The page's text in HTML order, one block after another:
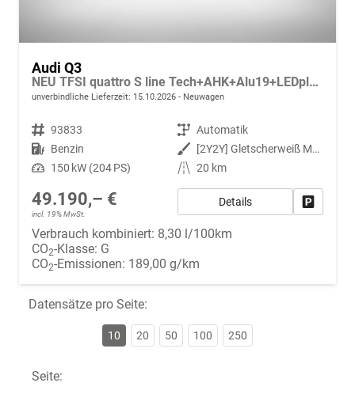
Audi Q3
NEU TFSI quattro S line Tech+AHK+Alu19+LEDplus+KlimaPlus+ExtSchwarz
unverbindliche Lieferzeit: 15.10.2026 Neuwagen
Fahrzeugnr. 93833 Getriebe Automatik
Kraftstoff Benzin Außenfarbe
[2Y2Y] Gletscherweiß Metallic
Leistung 150 kW (204 PS) Kilometerstand 20 km
49.190,– €
incl. 19% MwSt.
Details
Verbrauch kombiniert: 8,30 l/100km
CO2-Klasse: G
CO2-Emissionen: 189,00 g/km
Datensätze pro Seite:
10 20 50 100 250
Seite: